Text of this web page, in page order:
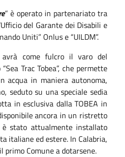
” è operato in partenariato tra
del Garante dei Disabili e
Uniti” Onlus e “UILDM”.
avrà come fulcro il varo del
Trac Tobea”, che permette
acqua in maniera autonoma,
seduto su una speciale sedia
in esclusiva dalla TOBEA in
ancora in un ristretto
è stato attualmente installato
italiane ed estere. In Calabria,
primo Comune a dotarsene.